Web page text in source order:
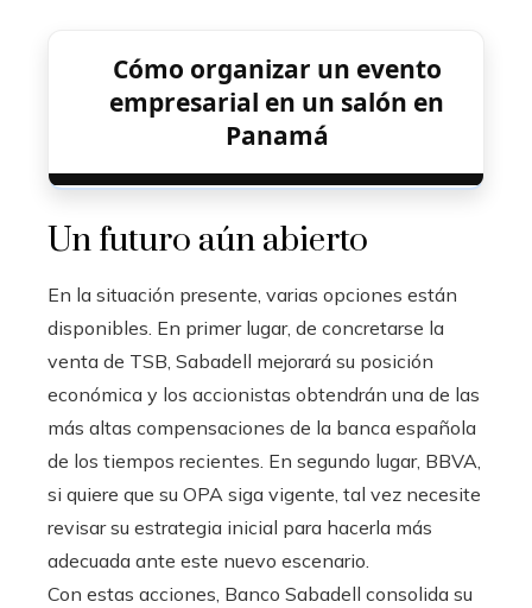
Cómo organizar un evento
empresarial en un salón en
Panamá
Un futuro aún abierto
En la situación presente, varias opciones están
disponibles. En primer lugar, de concretarse la
venta de TSB, Sabadell mejorará su posición
económica y los accionistas obtendrán una de las
más altas compensaciones de la banca española
de los tiempos recientes. En segundo lugar, BBVA,
si quiere que su OPA siga vigente, tal vez necesite
revisar su estrategia inicial para hacerla más
adecuada ante este nuevo escenario.
Con estas acciones, Banco Sabadell consolida su